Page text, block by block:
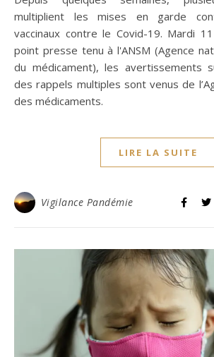
multiplient les mises en garde
vaccinaux contre le Covid-19. Mardi
point presse tenu à l'ANSM (Agence
du médicament), les avertissements
des rappels multiples sont venus de
des médicaments.
LIRE LA SUITE
Vigilance Pandémie